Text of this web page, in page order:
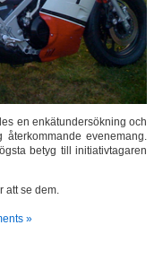
en enkätundersökning och
evenemang.
betyg till initiativtagaren
att se dem.
»